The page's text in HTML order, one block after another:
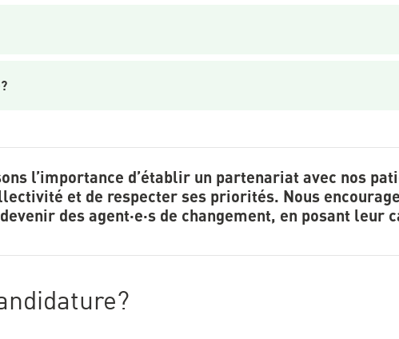
l’importance d’établir un partenariat avec nos
et de respecter ses priorités. Nous
des agent·e·s de changement, en posant leur